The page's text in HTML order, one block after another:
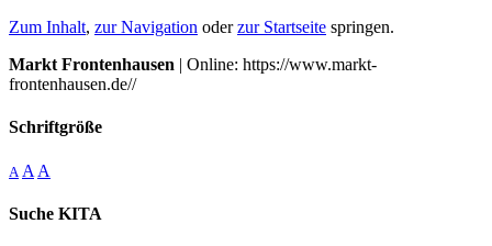
Zum Inhalt, zur Navigation oderzur Startseite springen.
Markt Frontenhausen | Online: https://www.markt-
frontenhausen.de//
Schriftgröße
A A A
Suche KITA